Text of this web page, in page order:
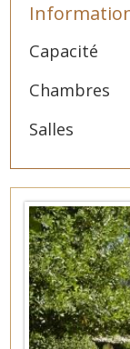
reprend les
Capacité
Chambres
Salles